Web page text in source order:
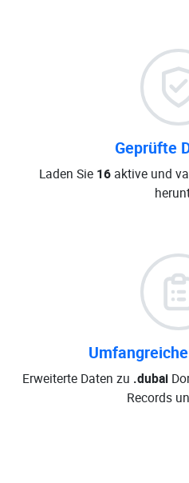
Geprüfte
Laden Sie 16 aktive und
Erweiterte Daten zu .dubai
Records